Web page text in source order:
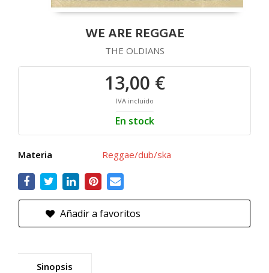
WE ARE REGGAE
THE OLDIANS
13,00 €
IVA incluido
En stock
Materia Reggae/dub/ska
Añadir a favoritos
Sinopsis